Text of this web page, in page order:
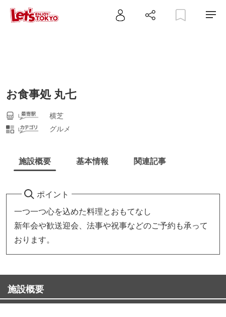
お食事処 丸七
横芝
グルメ
施設概要 基本情報 関連記事
ポイント
一つ一つ心を込めた料理とおもてなし
新年会や歓送迎会、法事や祝事などのご予約も承って
おります。
施設概要